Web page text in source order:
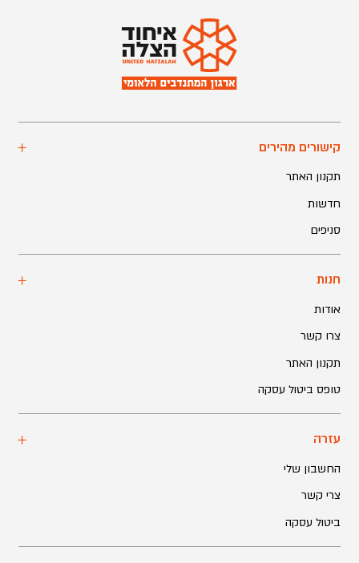
קישורים מהירים
תקנון האתר
חדשות
סניפים
חנות
אודות
צרו קשר
תקנון האתר
טופס ביטול עסקה
עזרה
החשבון שלי
צרי קשר
ביטול עסקה